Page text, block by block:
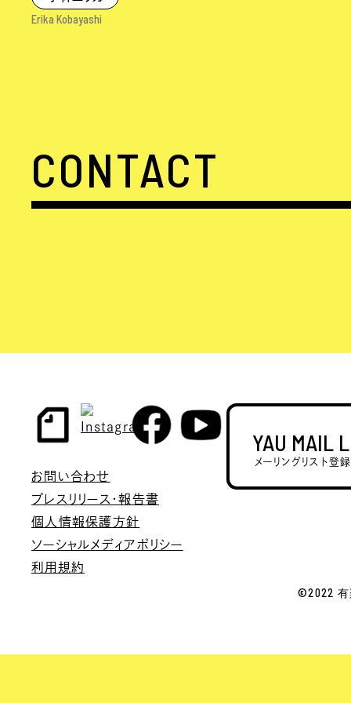
Erika Kobayashi
CONTACT
YAU MAIL
メーリングリスト登
お問い合わせ
プレスリリース・報告書
個人情報保護方針
ソーシャルメディアポリシー
利用規約
©2022 有